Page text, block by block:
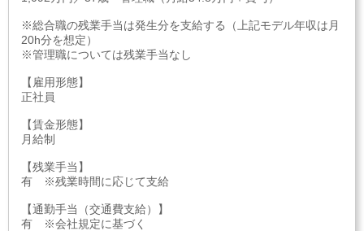
※総合職の残業手当は発生分を支給する（上記モデル年収は月
20h分を想定）
※管理職については残業手当なし
【雇用形態】
正社員
【賃金形態】
月給制
【残業手当】
有 ※残業時間に応じて支給
【通勤手当（交通費支給）】
有 ※会社規定に基づく